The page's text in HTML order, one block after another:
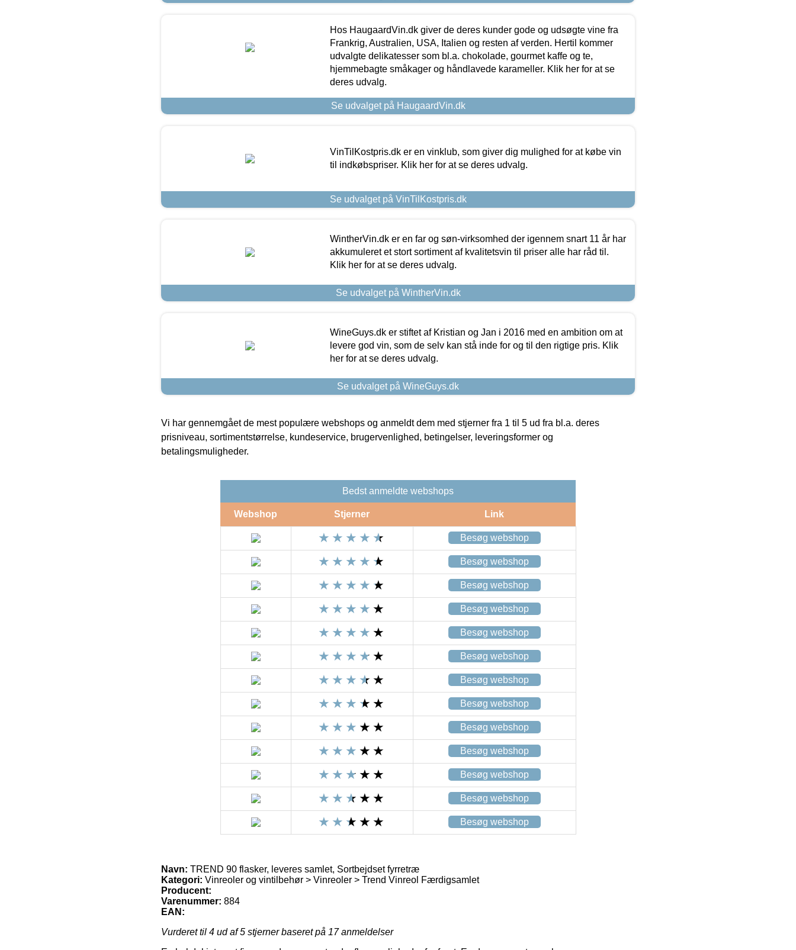
Hos HaugaardVin.dk giver de deres kunder gode og udsøgte vine fra
Frankrig, Australien, USA, Italien og resten af verden. Hertil kommer
udvalgte delikatesser som bl.a. chokolade, gourmet kaffe og te,
hjemmebagte småkager og håndlavede karameller. Klik her for at se
deres udvalg.
Se udvalget på HaugaardVin.dk
VinTilKostpris.dk er en vinklub, som giver dig mulighed for at købe vin
til indkøbspriser. Klik her for at se deres udvalg.
Se udvalget på VinTilKostpris.dk
WintherVin.dk er en far og søn-virksomhed der igennem snart 11 år har
akkumuleret et stort sortiment af kvalitetsvin til priser alle har råd til.
Klik her for at se deres udvalg.
Se udvalget på WintherVin.dk
WineGuys.dk er stiftet af Kristian og Jan i 2016 med en ambition om at
levere god vin, som de selv kan stå inde for og til den rigtige pris. Klik
her for at se deres udvalg.
Se udvalget på WineGuys.dk
Vi har gennemgået de mest populære webshops og anmeldt dem med stjerner fra 1 til 5 ud fra bl.a. deres
prisniveau, sortimentstørrelse, kundeservice, brugervenlighed, betingelser, leveringsformer og
betalingsmuligheder.
Bedst anmeldte webshops
Webshop Stjerner Link
Besøg webshop
Besøg webshop
Besøg webshop
Besøg webshop
Besøg webshop
Besøg webshop
Besøg webshop
Besøg webshop
Besøg webshop
Besøg webshop
Besøg webshop
Besøg webshop
Besøg webshop
Navn: TREND 90 flasker, leveres samlet, Sortbejdset fyrretræ
Kategori: Vinreoler og vintilbehør > Vinreoler > Trend Vinreol Færdigsamlet
Producent:
Varenummer: 884
EAN:
Vurderet til 4 ud af 5 stjerner baseret på 17anmeldelser